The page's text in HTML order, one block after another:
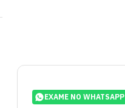
EXAME NO WHATSAPP